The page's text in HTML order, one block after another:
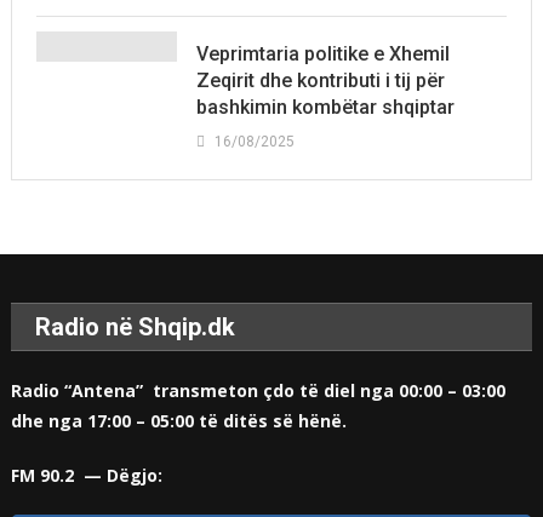
Veprimtaria politike e Xhemil
Zeqirit dhe kontributi i tij për
bashkimin kombëtar shqiptar
16/08/2025
Radio në Shqip.dk
Radio “Antena” transmeton çdo të diel nga 00:00 – 03:00
dhe nga 17:00 – 05:00 të ditës së hënë.
FM 90.2 — Dëgjo: